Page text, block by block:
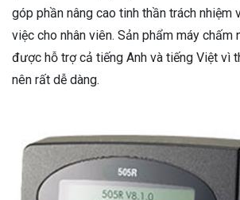
góp phần nâng cao tinh thần trách nhiệm
việc cho nhân viên. Sản phẩm máy chấm
được hỗ trợ cả tiếng Anh và tiếng Việt vì
nên rất dễ dàng.